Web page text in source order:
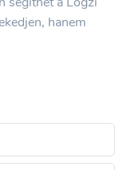
hanem